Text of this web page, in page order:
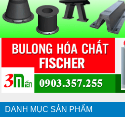
DANH MỤC SẢN PHẨM